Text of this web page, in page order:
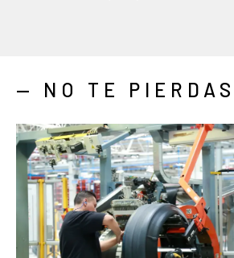
— NO TE PIERDAS